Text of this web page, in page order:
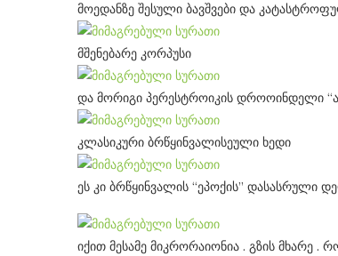
მოედანზე შესული ბავშვები და
მშენებარე კორპუსი
და მორიგი პერესტროიკის დროოინდელი
კლასიკური ბრწყინვალისეული ხედი
ეს კი ბრწყინვალის “ეპოქის” დასასრული
იქით მესამე მიკრორაიონია . გზის მხარე .